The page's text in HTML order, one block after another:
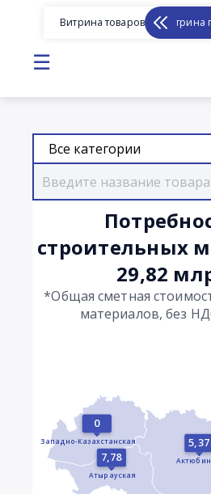
Витрина товаров Витрина
☰
строительных
29,82
*Общая сметная
материалов, без
Западно-Казахстанская
Атырауская
0
7,78
5,37